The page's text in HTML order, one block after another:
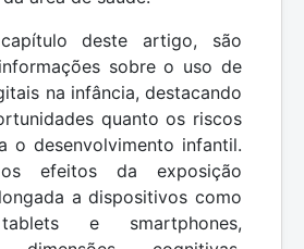
deste artigo, são
sobre o uso de
na infância, destacando
quanto os riscos
o desenvolvimento infantil.
os efeitos da exposição
a dispositivos como
e smartphones,